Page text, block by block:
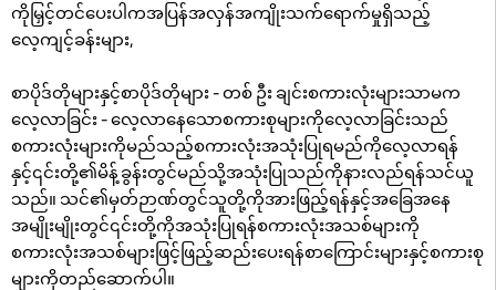
ကိုမြှင့်တင်ပေးပါကအပြန်အလှန်အကျိုးသက်ရောက်မှုရှိသည့်
လေ့ကျင့်ခန်းများ,
စာပိုဒ်တိုများနှင့်စာပိုဒ်တိုများ - တစ် ဦး ချင်းစကားလုံးများသာမက
လေ့လာခြင်း - လေ့လာနေသောစကားစုများကိုလေ့လာခြင်းသည်
စကားလုံးများကိုမည်သည့်စကားလုံးအသုံးပြုရမည်ကိုလေ့လာရန်
နှင့်၎င်းတို့၏မိန့်ခွန်းတွင်မည်သို့အသုံးပြုသည်ကိုနားလည်ရန်သင်ယူ
သည်။ သင်၏မှတ်ဉာဏ်တွင်သူတို့ကိုအားဖြည့်ရန်နှင့်အခြေအနေ
အမျိုးမျိုးတွင်၎င်းတို့ကိုအသုံးပြုရန်စကားလုံးအသစ်များကို
စကားလုံးအသစ်များဖြင့်ဖြည့်ဆည်းပေးရန်စာကြောင်းများနှင့်စကားစု
များကိုတည်ဆောက်ပါ။